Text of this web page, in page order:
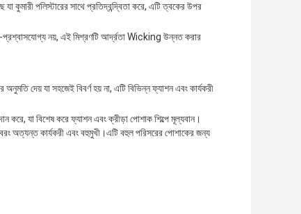
কুমারী পলিস্টারের সাথে প্রতিদ্বন্দ্বিতা করে, এটি ত্বকের উপর
প্রশ্বাসযোগ্য নয়, এই মিশ্রণটি আর্দ্রতা Wicking উন্নত করার
অনুমতি দেয় যা সহজেই বিবর্ণ হয় না, এটি বিভিন্ন ফ্যাশন এবং কার্যকরী
করে, যা বিশেষ করে ফ্যাশন এবং ক্রীড়া পোশাক শিল্পে মূল্যবান।
অত্যন্ত কার্যকরী এবং বহুমুখী।এটি বহুল পরিসরের পোশাকের জন্য